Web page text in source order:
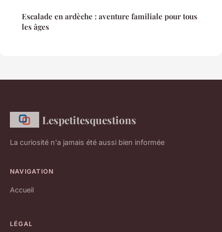
Escalade en ardèche : aventure familiale pour tous
les âges
Lespetitesquestions
La curiosité n'a jamais été aussi bien informée
NAVIGATION
Accueil
LÉGAL